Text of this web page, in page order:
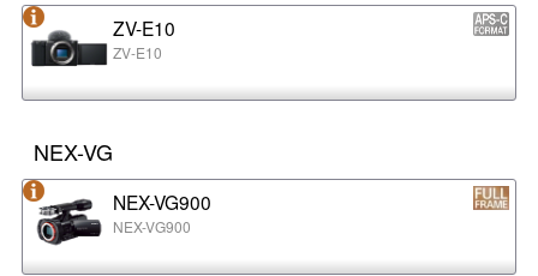
ZV-E10
ZV-E10
NEX-VG
NEX-VG900
NEX-VG900